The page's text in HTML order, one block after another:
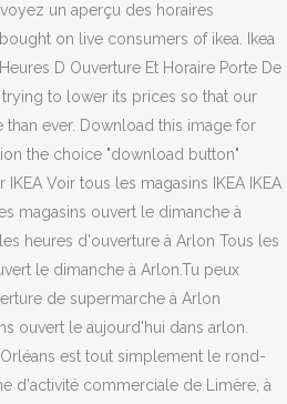
un aperçu des horaires
on live consumers of ikea. Ikea
D Ouverture Et Horaire Porte De
trying to lower its prices so that our
ever. Download this image for
the choice "download button"
Voir tous les magasins IKEA IKEA
magasins ouvert le dimanche à
heures d'ouverture à Arlon Tous les
le dimanche à Arlon.Tu peux
de supermarche à Arlon
ouvert le aujourd'hui dans arlon.
est tout simplement le rond-
d'activité commerciale de Limère, à